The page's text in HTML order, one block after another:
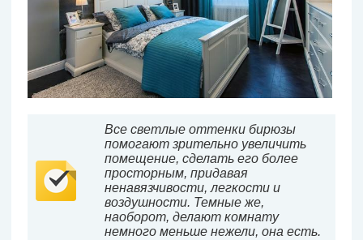
Все светлые оттенки бирюзы
помогают зрительно увеличить
помещение, сделать его более
просторным, придавая
ненавязчивости, легкости и
воздушности. Темные же,
наоборот, делают комнату
немного меньше нежели, она есть.